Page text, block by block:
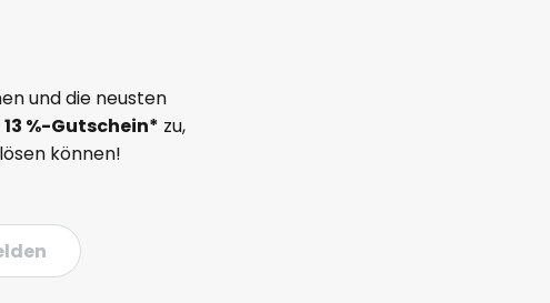
und die neusten
13 %-Gutschein* zu,
können!